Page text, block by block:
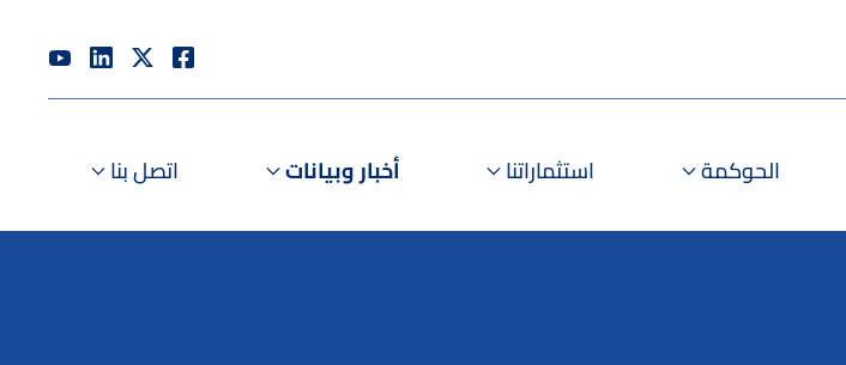
الحوكمة استثماراتنا أخبار وبيانات اتصل بنا